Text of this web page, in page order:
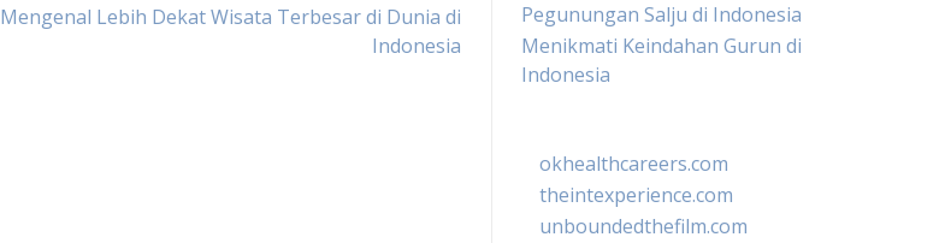
Mengenal Lebih Dekat Wisata Terbesar di Dunia di
Indonesia
Pegunungan Salju di Indonesia
Menikmati Keindahan Gurun di
Indonesia
okhealthcareers.com
theintexperience.com
unboundedthefilm.com